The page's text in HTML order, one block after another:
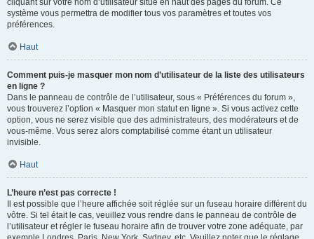
cliquant sur votre nom d’utilisateur situé en haut des pages du forum. Ce
système vous permettra de modifier tous vos paramètres et toutes vos
préférences.
Haut
Comment puis-je masquer mon nom d’utilisateur de la liste des utilisateurs
en ligne ?
Dans le panneau de contrôle de l’utilisateur, sous « Préférences du forum »,
vous trouverez l’option « Masquer mon statut en ligne ». Si vous activez cette
option, vous ne serez visible que des administrateurs, des modérateurs et de
vous-même. Vous serez alors comptabilisé comme étant un utilisateur
invisible.
Haut
L’heure n’est pas correcte !
Il est possible que l’heure affichée soit réglée sur un fuseau horaire différent du
vôtre. Si tel était le cas, veuillez vous rendre dans le panneau de contrôle de
l’utilisateur et régler le fuseau horaire afin de trouver votre zone adéquate, par